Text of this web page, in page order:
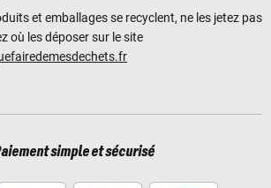
et emballages se recyclent, ne les jetez pas
où les déposer sur le site
simple et sécurisé